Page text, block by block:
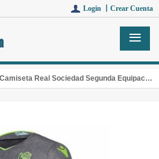
Login 丨 Crear Cuenta
Real Sociedad Segunda Equipacion 2018-2019